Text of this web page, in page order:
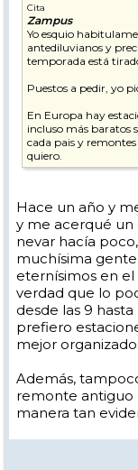
Cita
Zampus
Yo esquio
antediluvianos y
temporada está
Puestos a pedir, yo
En Europa hay
incluso más baratos
cada pais y
quiero.
Hace un año y
y me acerqué un
nevar hacía
muchísima
eternísimos en el
verdad que lo
desde las 9
prefiero
mejor
Además,
remonte antiguo
manera tan